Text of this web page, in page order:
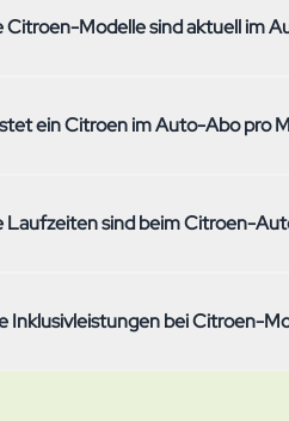
Citroen-Modelle sind aktuell im
und technischen
ein Citroen im Auto-Abo pro
hängt vom konkreten
km/Monat) und einer
Laufzeiten sind beim Citroen-
kündbar mit 30 Tagen Frist
Inklusivleistungen bei Citroen-